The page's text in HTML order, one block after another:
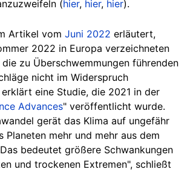
(hier, hier, hier).
Artikel vom Juni 2022 erläutert,
2022 in Europa verzeichneten
zu Überschwemmungen führenden
nicht im Widerspruch
erklärt eine Studie, die 2021 in der
Advances" veröffentlicht wurde.
gerät das Klima auf ungefähr
Planeten mehr und mehr aus dem
bedeutet größere Schwankungen
und trockenen Extremen", schließt